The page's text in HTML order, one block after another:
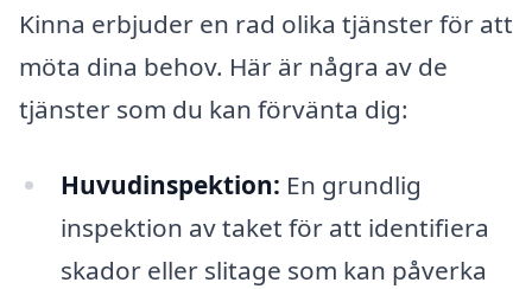
Kinna erbjuder en rad olika tjänster för att
möta dina behov. Här är några av de
tjänster som du kan förvänta dig:
Huvudinspektion: En grundlig
inspektion av taket för att identifiera
skador eller slitage som kan påverka